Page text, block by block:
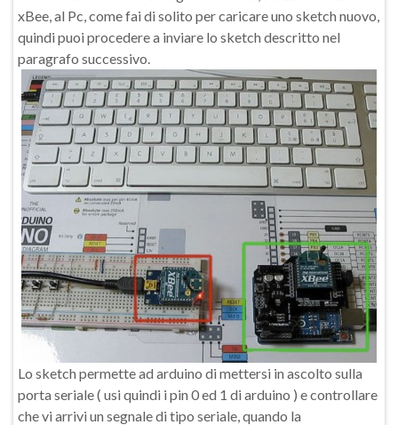
xBee, al Pc, come fai di solito per caricare uno sketch nuovo,
quindi puoi procedere a inviare lo sketch descritto nel
paragrafo successivo.
Lo sketch permette ad arduino di mettersi in ascolto sulla
porta seriale ( usi quindi i pin 0 ed 1 di arduino ) e controllare
che vi arrivi un segnale di tipo seriale, quando la